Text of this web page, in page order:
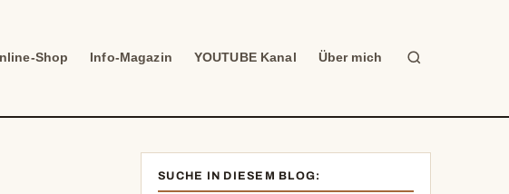
Shop Info-Magazin YOUTUBE Kanal Über mich
Suche
SUCHE IN DIESEM BLOG: